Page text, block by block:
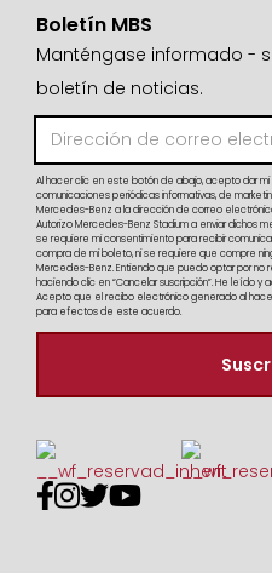
Boletín MBS
Manténgase informado -
boletín de noticias.
Al hacer clic en este botón de abajo, acepto dar
comunicaciones periódicas informativas, de
Mercedes-Benz a la dirección de correo
Autorizo Mercedes-Benz Stadium a enviar dichos
se requiere mi consentimiento para recibir
compra de mi boleto, ni se requiere que compre
Mercedes-Benz. Entiendo que puedo optar por no
haciendo clic en “Cancelar suscripción”. He leído y
Acepto que el recibo electrónico generado al
para efectos de este acuerdo.
